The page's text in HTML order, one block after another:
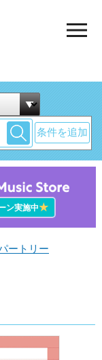
条件を追加
ン実施中★
ートリー